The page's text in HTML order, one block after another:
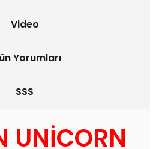
Video
Yorumları
SSS
UNİCORN